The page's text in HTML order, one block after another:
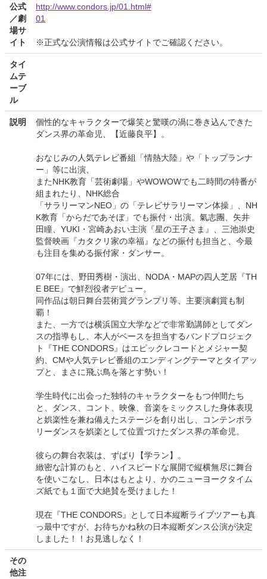
公式
／劇
場サ
イト
http://www.condors.jp/01.html#
01
※正式な公演情報は公式サイトでご確認ください。
タイ
ムテ
ーブ
ル
説明
個性的なキャラクターで爆笑と驚嘆の渦に巻き込んできた
ダンス界の革命児、【近藤良平】。
おなじみの人気テレビ番組「情熱大陸」や「トップランナ
ー」等に出演、
またNHK教育「芸術劇場」やWOWOWでも二時間の特番が
組まれたり、NHK総合
「サラリーマンNEO」の「テレビサラリーマン体操」、NH
K教育「からだであそぼ」でも振付・出演。氣志團、矢井
田瞳、YUKI・宮崎あおい主演『星の王子さま』、三池崇史
監督映画『カタクリ家の幸福』などの振付も担当と、今最
も注目を集める振付家・ダンサー。
07年には、野田秀樹・演出、NODA・MAPの四人芝居『TH
E BEE』で鮮烈役者デビュー。
同作品は朝日舞台芸術賞グランプリ等、主要演劇賞も制
覇！
また、一方では横浜国立大学などで非常勤講師としてダン
スの指導もし、本人がベースを担当するバンドプロジェク
ト『THE CONDORS』はエピックレコードとメジャー契
約、CMや人気テレビ番組のエンディングテーマとタイアッ
プと、まさに飛ぶ鳥を落とす勢い！
学生時代に出会った独特のキャラクターをもつ仲間たち
と、ダンス、コント、映像、音楽をミックスした身体表現
と娯楽性を兼ね備えたステージを創り出し、コンテンポラ
リーダンスを娯楽として位置づけたダンス界の革命児。
彼らの舞台衣装は、ずばり【学ラン】。
緻密な計算のもと、ハイスピードな展開で縦横無尽に舞台
を使いこなし、日本はもとより、かのニューヨークタイム
ズ紙でも１面で大絶賛を受けました！
現在『THE CONDORS』として日本縦断ライブツアーも真
っ最中ですが、お待ちかね秋の日本縦断ダンス公演が決定
しました！！お見逃しなく！
その
他注